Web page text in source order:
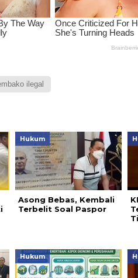
ilegal
Hukum
Asong Bebas, Kembali
Terbelit Soal Paspor
Hukum